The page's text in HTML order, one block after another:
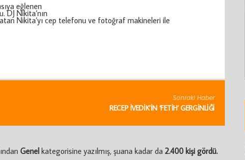
eğlenen
DJ Nikita’nın
Nikita’yı cep telefonu ve fotoğraf makineleri ile
Sonraki Haber
RECEP İVEDIK’IN ‘FETIH’ GERGINLIĞI
Genel kategorisine yazılmış, şuana kadar da 2.400 kişi gördü.